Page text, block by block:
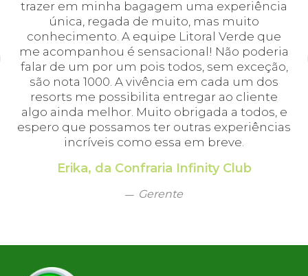
trazer em minha bagagem uma experiência
única, regada de muito, mas muito
conhecimento. A equipe Litoral Verde que
me acompanhou é sensacional! Não poderia
falar de um por um pois todos, sem exceção,
são nota 1000. A vivência em cada um dos
resorts me possibilita entregar ao cliente
algo ainda melhor. Muito obrigada a todos, e
espero que possamos ter outras experiências
incríveis como essa em breve.
Erika, da Confraria Infinity Club
Gerente